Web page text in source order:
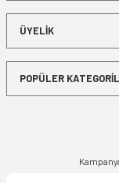
ÜYELİK
POPÜLER